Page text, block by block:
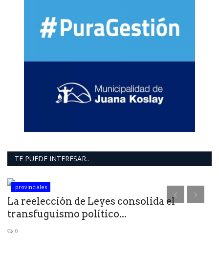
TE PUEDE INTERESAR..
provinciales
La reelección de Leyes consolida el
transfuguismo político...
0